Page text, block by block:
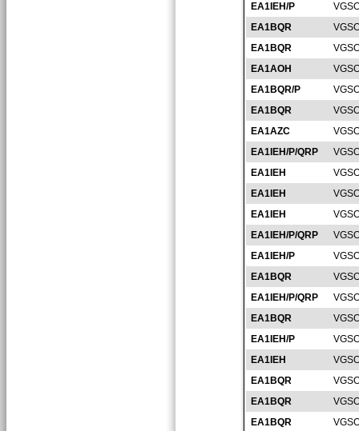
EA1IEH/P
EA1BQR
EA1BQR
EA1AOH
EA1BQR/P
EA1BQR
EA1AZC
EA1IEH/P/QRP
EA1IEH
EA1IEH
EA1IEH
EA1IEH/P/QRP
EA1IEH/P
EA1BQR
EA1IEH/P/QRP
EA1BQR
EA1IEH/P
EA1IEH
EA1BQR
EA1BQR
EA1BQR